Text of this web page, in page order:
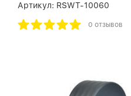
Артикул: RSWT-10060
0 отзывов